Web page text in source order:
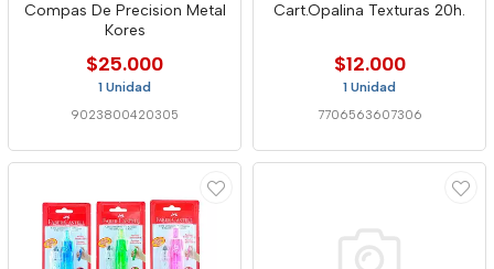
Compas De Precision Metal
Kores
$25.000
1 Unidad
9023800420305
Cart.Opalina Texturas 20h.
$12.000
1 Unidad
7706563607306